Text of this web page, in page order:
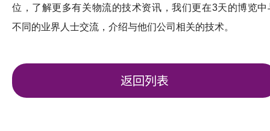
位，了解更多有关物流的技术资讯，我们更在3天的博览中
不同的业界人士交流，介绍与他们公司相关的技术。
返回列表